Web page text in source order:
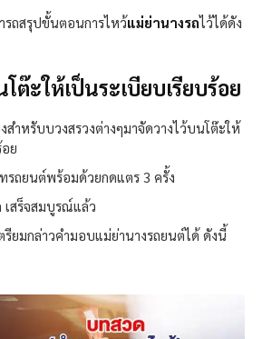
ถสรุปขั้นตอนการไหว้แม่ย่านางรถไว้ได้ดัง
โต๊ะให้เป็นระเบียบเรียบร้อย
ำหรับบวงสรวงต่างๆมาจัดวางไว้บนโต๊ะให้
ย
รถยนต์พร้อมด้วยกดแตร 3 ครั้ง
สร็จสมบูรณ์แล้ว
รียมกล่าวคำมอบแม่ย่านางรถยนต์ได้ ดังนี้